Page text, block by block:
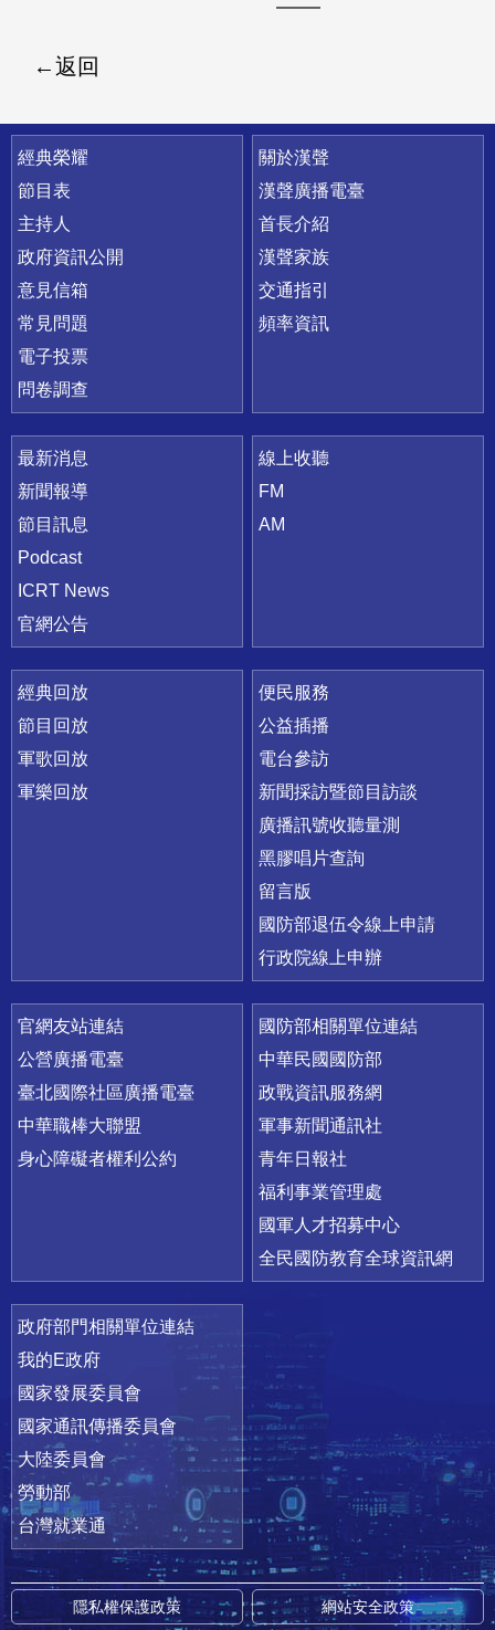
返回
快速連結
經典榮耀
節目表
主持人
政府資訊公開
意見信箱
常見問題
電子投票
問卷調查
關於漢聲
漢聲廣播電臺
首長介紹
漢聲家族
交通指引
頻率資訊
最新消息
新聞報導
節目訊息
Podcast
ICRT News
官網公告
線上收聽
FM
AM
經典回放
節目回放
軍歌回放
軍樂回放
便民服務
公益插播
電台參訪
新聞採訪暨節目訪談
廣播訊號收聽量測
黑膠唱片查詢
留言版
國防部退伍令線上申請
行政院線上申辦
官網友站連結
公營廣播電臺
臺北國際社區廣播電臺
中華職棒大聯盟
身心障礙者權利公約
國防部相關單位連結
中華民國國防部
政戰資訊服務網
軍事新聞通訊社
青年日報社
福利事業管理處
國軍人才招募中心
全民國防教育全球資訊網
政府部門相關單位連結
我的E政府
國家發展委員會
國家通訊傳播委員會
大陸委員會
勞動部
台灣就業通
隱私權保護政策 網站安全政策